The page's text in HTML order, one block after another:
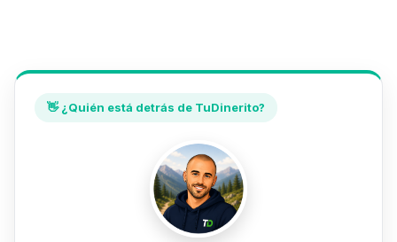
👋 ¿Quién está detrás de TuDinerito?